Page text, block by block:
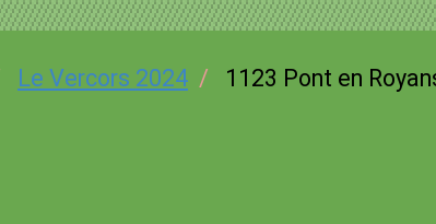
Le Vercors 2024 1123 Pont en